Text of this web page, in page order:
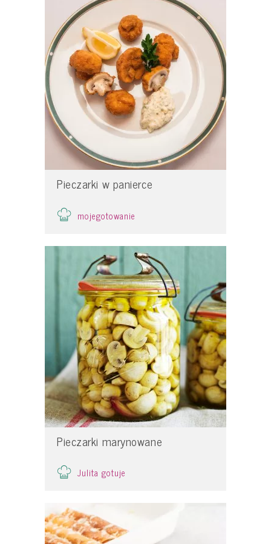
Pieczarki w panierce
mojegotowanie
Pieczarki marynowane
Julita gotuje